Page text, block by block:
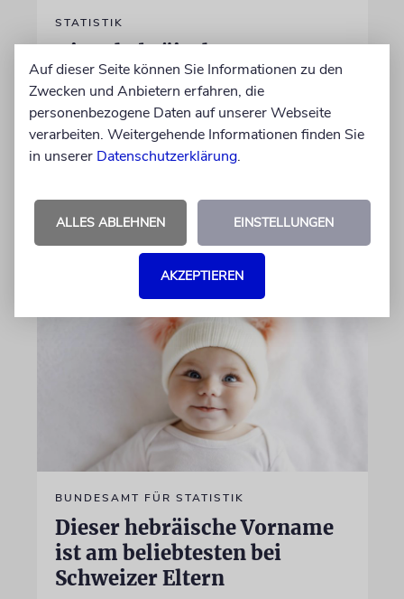
STATISTIK
Diese hebräischen
Vornamen in Österreich sind
am beliebtesten
Österreichische Eltern wählen gern Klassiker.
Unter den Top Ten sind auch viele Namen
von Nicole Dreyfus
04.07.2026
BUNDESAMT FÜR STATISTIK
Dieser hebräische Vorname
ist am beliebtesten bei
Schweizer Eltern
Auf dieser Seite können Sie Informationen zu den
Zwecken und Anbietern erfahren, die
personenbezogene Daten auf unserer Webseite
verarbeiten. Weitergehende Informationen finden Sie
in unserer Datenschutzerklärung.
ALLES ABLEHNEN EINSTELLUNGEN
AKZEPTIEREN